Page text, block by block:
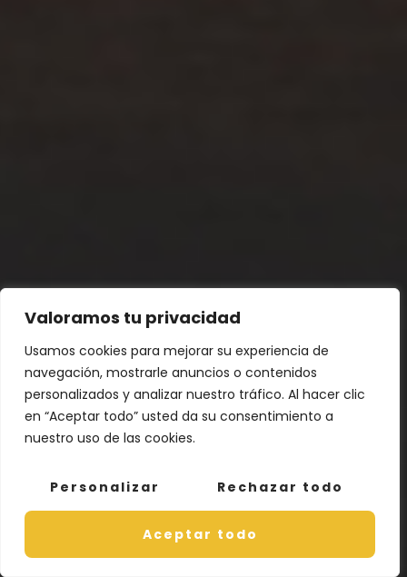
Valoramos tu privacidad
Usamos cookies para mejorar su experiencia de
navegación, mostrarle anuncios o contenidos
personalizados y analizar nuestro tráfico. Al hacer clic
en “Aceptar todo” usted da su consentimiento a
nuestro uso de las cookies.
Personalizar Rechazar todo
Aceptar todo